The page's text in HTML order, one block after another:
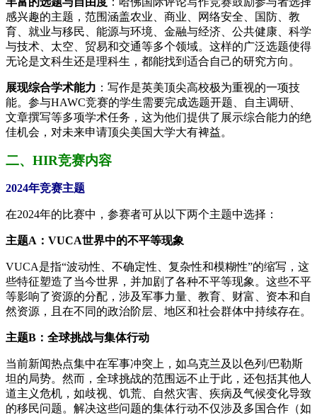
感兴趣的主题，范围涵盖农业、商业、网络安全、国防、教
育、就业与移民、能源与环境、金融与经济、公共健康、科学
与技术、太空、贸易和交通等多个领域。这样的广泛选题使得
无论是文科生还是理科生，都能找到适合自己的研究方向。
展现综合学术能力 ：写作是英美顶尖高校极为重视的一项技
能。参与HAWC竞赛的学生需要完成选题开题、自主调研、
文章撰写等多项学术任务，这为他们提供了展示综合能力的绝
佳机会，对未来申请顶尖美国大学大有裨益。
二、HIR竞赛内容
2024年竞赛主题
在2024年的比赛中，参赛者可从以下两个主题中选择：
主题A：VUCA世界中的不平等现象
VUCA是指“波动性、不确定性、复杂性和模糊性”的缩写，这
些特征塑造了当今世界，并加剧了各种不平等现象。这些不平
等影响了资源的分配，涉及军事力量、教育、财富、资本和自
然资源，且在不同的政治阶层、地区和社会群体中持续存在。
主题B：全球挑战与集体行动
当前新闻热点集中在军事冲突上，如乌克兰及以色列/巴勒斯
坦的局势。然而，全球挑战的范围远不止于此，还包括其他人
道主义危机，如歧视、饥荒、自然灾害、疾病及气候变化导致
的移民问题。解决这些问题的集体行动不仅涉及多国合作（如